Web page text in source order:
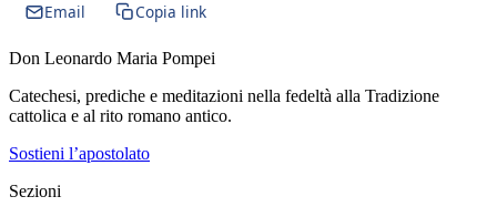
Email
Copia link
Don Leonardo Maria Pompei
Catechesi, prediche e meditazioni nella fedeltà alla Tradizione
cattolica e al rito romano antico.
Sostieni l’apostolato
Sezioni